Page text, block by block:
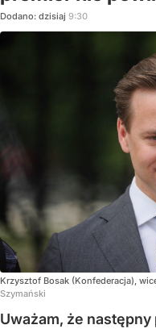
Dodano: dzisiaj 9:30
Krzysztof Bosak (Konfederacja),
Szymański
Uważam, że